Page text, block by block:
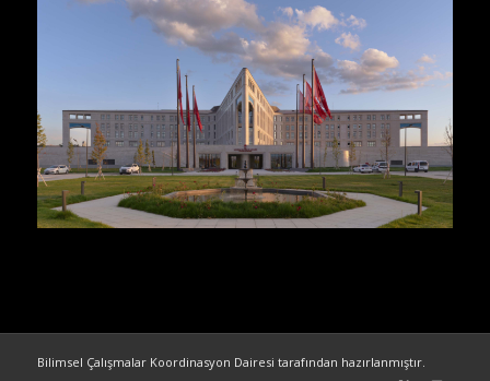
Bilimsel Çalışmalar Koordinasyon Dairesi tarafından hazırlanmıştır.